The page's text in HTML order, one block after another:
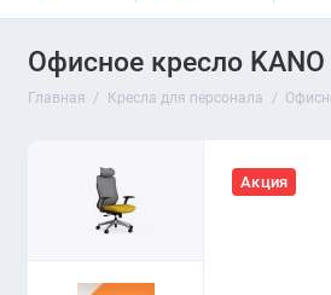
Офисное кресло KANO
Главная Кресла для персонала
Акция